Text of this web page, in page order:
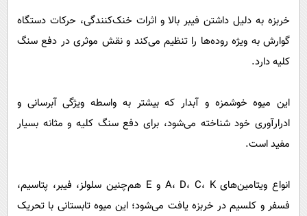
سرگرمی
فناوری
محیط زیست
پیامک
روانشناسی
خربزه به دلیل داشتن فیبر بالا و اثرات خنک‌کنندگی، حرکات دستگاه
گوارش به ویژه روده‌ها را تنظیم می‌کند و نقش موثری در دفع سنگ
کلیه دارد.
این میوه خوشمزه و آبدار که بیشتر به واسطه ویژگی آبرسانی و
ادرارآوری خود شناخته می‌شود، برای دفع سنگ کلیه و مثانه بسیار
مفید است.
انواع ویتامین‌های A، D، C، K و E هم‌چنین سلولز، فیبر، پتاسیم،
فسفر و کلسیم در خربزه یافت می‌شود؛ این میوه تابستانی با تحریک